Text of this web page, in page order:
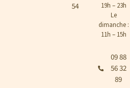
54
19h – 23h
Le
dimanche :
11h – 15h
09 88
56 32
89